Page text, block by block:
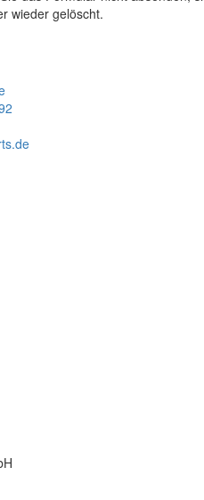
wieder gelöscht.